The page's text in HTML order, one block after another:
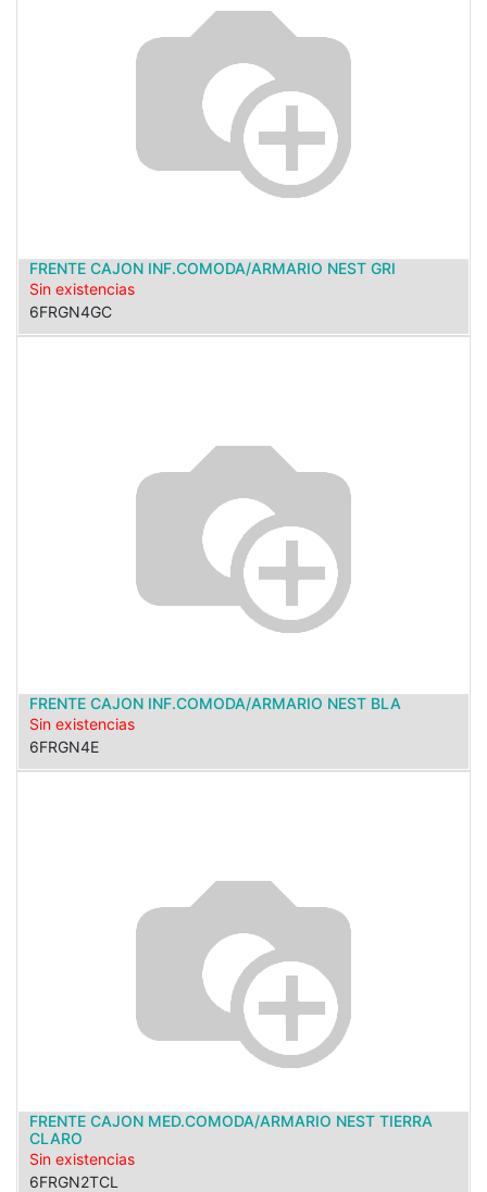
FRENTE CAJON INF.COMODA/ARMARIO NEST GRI
Sin existencias
6FRGN4GC
FRENTE CAJON INF.COMODA/ARMARIO NEST BLA
Sin existencias
6FRGN4E
FRENTE CAJON MED.COMODA/ARMARIO NEST TIERRA
CLARO
Sin existencias
6FRGN2TCL